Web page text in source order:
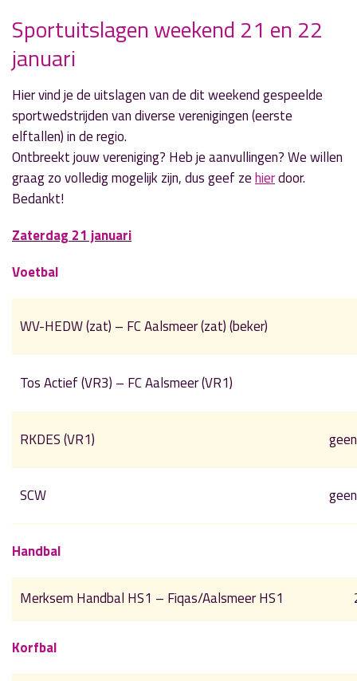
« Vorig nieuwsbericht
Tweede KWF Korenmarathon komt er
21 januari 2017
Voetganger aangereden op Legmeerdijk
22 januari 2017
Sportuitslagen weekend 21 en 22
januari
Hier vind je de uitslagen van de dit weekend gespeelde
sportwedstrijden van diverse verenigingen (eerste
elftallen) in de regio.
Ontbreekt jouw vereniging? Heb je aanvullingen? We willen
graag zo volledig mogelijk zijn, dus geef zehierdoor.
Bedankt!
Zaterdag 21 januari
Voetbal
WV-HEDW (zat) – FC Aalsmeer (zat) (beker)
Tos Actief (VR3) – FC Aalsmeer (VR1)
RKDES (VR1)
SCW
Handbal
Merksem Handbal HS1 – Fiqas/Aalsmeer HS1
Korfbal